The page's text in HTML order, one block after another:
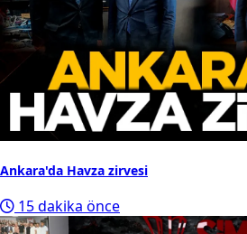
Ankara'da Havza zirvesi
15 dakika önce